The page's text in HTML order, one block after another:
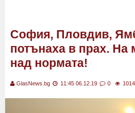
София, Пловдив,
потънаха в прах. На
над нормата!
GlasNews.bg 11:45 06.12.19 0 1014